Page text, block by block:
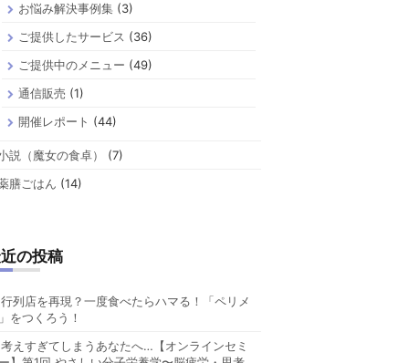
お悩み解決事例集 (3)
ご提供したサービス (36)
ご提供中のメニュー (49)
通信販売 (1)
開催レポート (44)
説（魔女の食卓）
(7)
膳ごはん (14)
の投稿
行列店を再現？一度食べたらハマる！「ペリメ
をつくろう！
考えすぎてしまうあなたへ…【オンラインセミ